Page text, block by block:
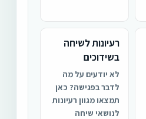
רעיונות לשיחה
בשידוכים
לא יודעים על מה
לדבר בפגישה? כאן
תמצאו מגוון רעיונות
לנושאי שיחה